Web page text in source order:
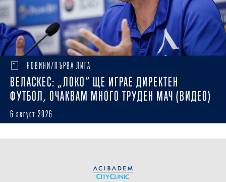
НОВИНИ/ПЪРВА ЛИГА
ВЕЛАСКЕС: „ЛОКО“ ЩЕ ИГРАЕ ДИРЕКТЕН
ФУТБОЛ, ОЧАКВАМ МНОГО ТРУДЕН МАЧ (ВИДЕО)
6 август 2026